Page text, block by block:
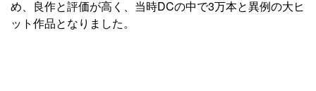
め、良作と評価が高く、当時DCの中で3万本と異例の大ヒ
ット作品となりました。